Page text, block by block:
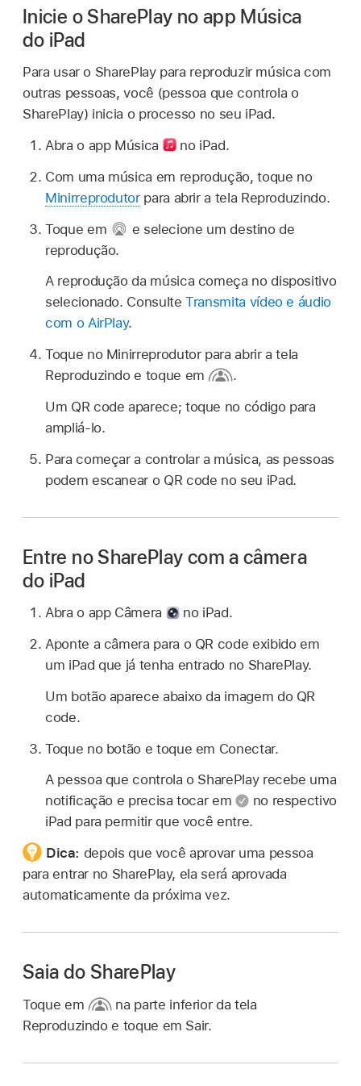
Inicie o SharePlay no app Música
do iPad
Para usar o SharePlay para reproduzir música com
outras pessoas, você (pessoa que controla o
SharePlay) inicia o processo no seu iPad.
Abra o app Música
no iPad.
Com uma música em reprodução, toque no
Minirreprodutorpara abrir a tela Reproduzindo.
Toque em
e selecione um destino de
reprodução.
A reprodução da música começa no dispositivo
selecionado. ConsulteTransmita vídeo e áudio
com o AirPlay.
Toque no Minirreprodutor para abrir a tela
Reproduzindo e toque em
.
Um QR code aparece; toque no código para
ampliá‑lo.
Para começar a controlar a música, as pessoas
podem escanear o QR code no seu iPad.
Entre no SharePlay com a câmera
do iPad
Abra o app Câmera
no iPad.
Aponte a câmera para o QR code exibido em
um iPad que já tenha entrado no SharePlay.
Um botão aparece abaixo da imagem do QR
code.
Toque no botão e toque em Conectar.
A pessoa que controla o SharePlay recebe uma
notificação e precisa tocar em
no respectivo
iPad para permitir que você entre.
Dica: depois que você aprovar uma pessoa
para entrar no SharePlay, ela será aprovada
automaticamente da próxima vez.
Saia do SharePlay
Toque em
na parte inferior da tela
Reproduzindo e toque em Sair.